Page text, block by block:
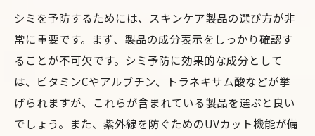
シミを予防するためには、スキンケア製品の選び方が非
常に重要です。まず、製品の成分表示をしっかり確認す
ることが不可欠です。シミ予防に効果的な成分として
は、ビタミンCやアルブチン、トラネキサム酸などが挙
げられますが、これらが含まれている製品を選ぶと良い
でしょう。また、紫外線を防ぐためのUVカット機能が備